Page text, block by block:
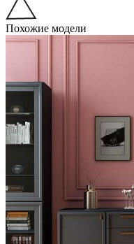
Похожие модели